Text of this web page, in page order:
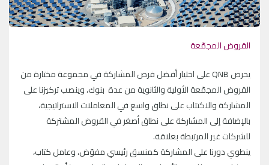
القروض المجمّعة
يحرص QNB على اختيار أفضل فرص المشاركة في مجموعة مختارة من
القروض المجمّعة الأولية والثانوية من عدة بنوك، وينصب تركيزنا على
المشاركة والاكتتاب على نطاق واسع في المعاملات الاستراتيجية،
بالإضافة إلى المشاركة على نطاق أصغر في القروض المشتركة
للشركات غير المرتبطة بعلاقة.
ينطوي دورنا على المشاركة كمنسق رئيسي مفوّض، وعامل كتاب،